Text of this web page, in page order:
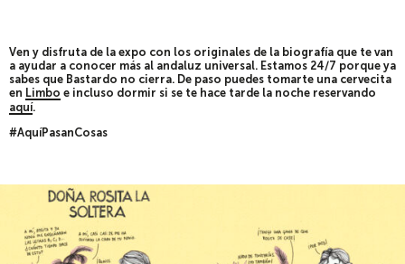
Ven y disfruta de la expo con los originales de la biografía que te van
a ayudar a conocer más al andaluz universal. Estamos 24/7 porque ya
sabes que Bastardo no cierra. De paso puedes tomarte una cervecita
en Limbo e incluso dormir si se te hace tarde la noche reservando
aquí.
#AquíPasanCosas